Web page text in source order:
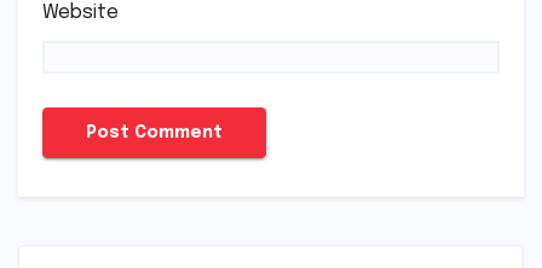
Website